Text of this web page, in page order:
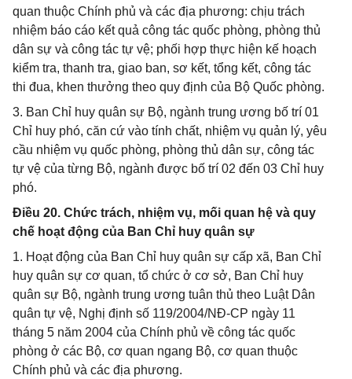
quan thuộc Chính phủ và các địa phương: chịu trách
nhiệm báo cáo kết quả công tác quốc phòng, phòng thủ
dân sự và công tác tự vệ; phối hợp thực hiện kế hoạch
kiểm tra, thanh tra, giao ban, sơ kết, tổng kết, công tác
thi đua, khen thưởng theo quy định của Bộ Quốc phòng.
3. Ban Chỉ huy quân sự Bộ, ngành trung ương bố trí 01
Chỉ huy phó, căn cứ vào tính chất, nhiệm vụ quản lý, yêu
cầu nhiệm vụ quốc phòng, phòng thủ dân sự, công tác
tự vệ của từng Bộ, ngành được bố trí 02 đến 03 Chỉ huy
phó.
Điều 20. Chức trách, nhiệm vụ, mối quan hệ và quy
chế hoạt động của Ban Chỉ huy quân sự
1. Hoạt động của Ban Chỉ huy quân sự cấp xã, Ban Chỉ
huy quân sự cơ quan, tổ chức ở cơ sở, Ban Chỉ huy
quân sự Bộ, ngành trung ương tuân thủ theo Luật Dân
quân tự vệ, Nghị định số 119/2004/NĐ-CP ngày 11
tháng 5 năm 2004 của Chính phủ về công tác quốc
phòng ở các Bộ, cơ quan ngang Bộ, cơ quan thuộc
Chính phủ và các địa phương.